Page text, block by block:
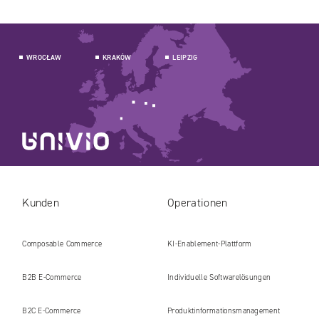
WROCŁAW KRAKÓW LEIPZIG
Kunden
Composable Commerce
B2B E‑Commerce
B2C E‑Commerce
Operationen
KI-Enablement-Plattform
Individuelle Softwarelösungen
Produkt​informations​management